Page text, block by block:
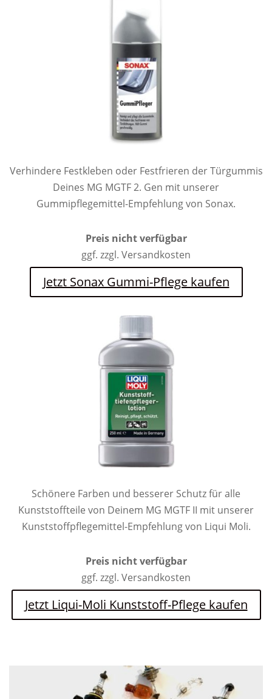
Verhindere Festkleben oder Festfrieren der Türgummis
Deines MG MGTF 2. Gen mit unserer
Gummipflegemittel-Empfehlung von Sonax.
Preis nicht verfügbar
ggf. zzgl. Versandkosten
Jetzt Sonax Gummi-Pflege kaufen
Schönere Farben und besserer Schutz für alle
Kunststoffteile von Deinem MG MGTF II mit unserer
Kunststoffpflegemittel-Empfehlung von Liqui Moli.
Preis nicht verfügbar
ggf. zzgl. Versandkosten
Jetzt Liqui-Moli Kunststoff-Pflege kaufen